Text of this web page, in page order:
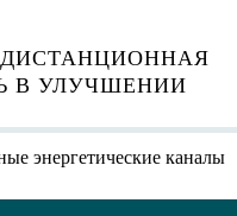
В УЛУЧШЕНИИ
энергетические каналы